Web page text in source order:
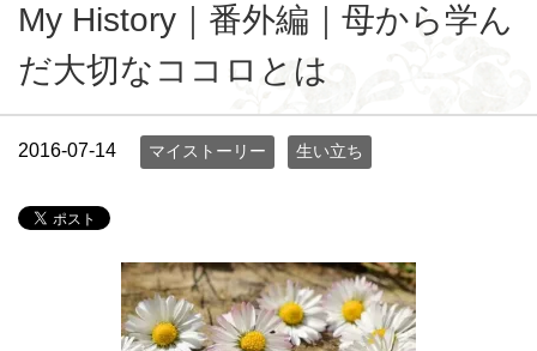
My History｜番外編｜母から学ん
だ大切なココロとは
2016-07-14 マイストーリー 生い立ち